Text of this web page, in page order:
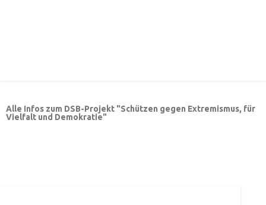
Alle Infos zum DSB-Projekt "Schützen gegen Extremismus, für
Vielfalt und Demokratie"